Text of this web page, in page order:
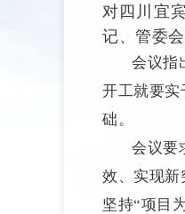
对四川宜
记、管委
会议指
开工就要实
础。
会议要
效、实现新
坚持“项目